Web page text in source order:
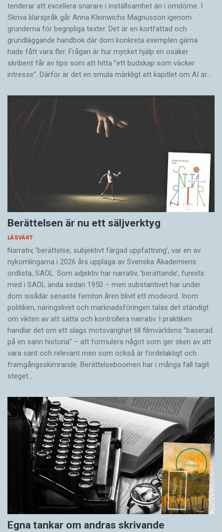
tenderar att excellera snarare i inställsamhet än i omdöme. I
Skriva klarspråk går Anna Kleinwichs Magnusson igenom
grunderna för begripliga texter. Det är en kortfattad och
grundläggande handbok där dom konkreta exemplen gärna
hade fått vara fler. Frågan är hur mycket hjälp en osäker
skribent får av tips som att hitta ”ett budskap som väcker
intresse”. Därför är det en smula märkligt att kapitlet om AI är…
Berättelsen är nu ett säljverktyg
LÄSVÄRT
Narrativ, ’berättelse; subjektivt färgad uppfattning’, var en av
nykomlingarna i 2026 års upplaga av Svenska Akademiens
ordlista, SAOL. Som adjektiv har narrativ, ’berättande’, funnits
med i SAOL ända sedan 1950 – men substantivet har under
dom sisådär senaste femton åren blivit ett modeord. Inom
politiken, näringslivet och marknadsföringen talas det ständigt
om vikten av att sätta och kontrollera narrativ. I praktiken
handlar det om ett slags motsvarighet till filmvärldens ”baserad
på en sann historia” – att formulera något som ger sken av att
vara sant och ­relevant men som också är fördelaktigt och
framgångsskimrande. Berättelseboomen har i många fall tagit
steget…
Egna tankar om andras skrivande